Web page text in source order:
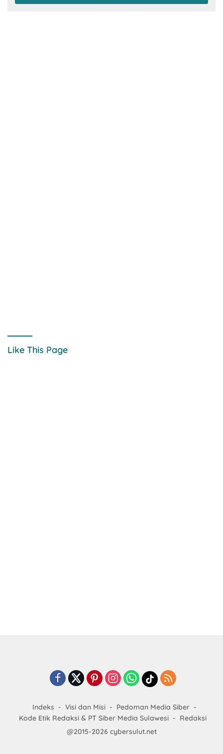
Like This Page
Indeks Visi dan Misi
Pedoman Media Siber
Kode Etik Redaksi & PT Siber Media Sulawesi
Redaksi
@2015-2026 cybersulut.net